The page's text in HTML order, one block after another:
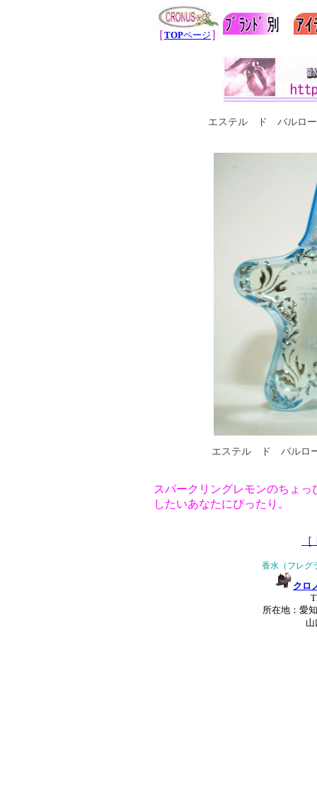
［TOPページ ］
エステル ド バルロ
エステル ド バルロ
スパークリングレモンのちょ
したいあなたにぴったり。
香水（フレ
クロ
所在地：愛